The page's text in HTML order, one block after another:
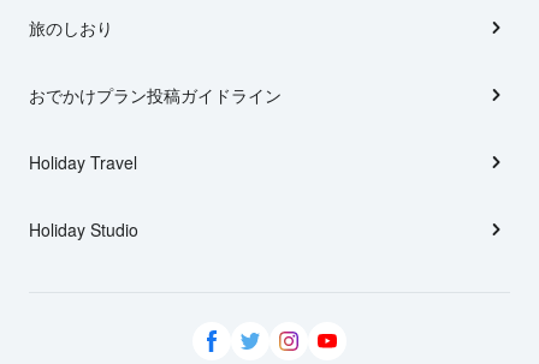
旅のしおり
おでかけプラン投稿ガイドライン
Holiday Travel
Holiday Studio